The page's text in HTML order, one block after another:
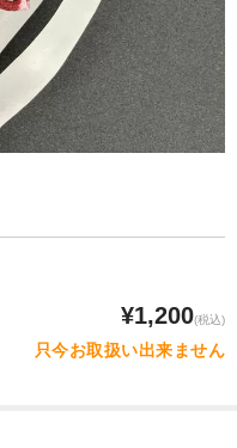
¥1,200(税込)
只今お取扱い出来ません